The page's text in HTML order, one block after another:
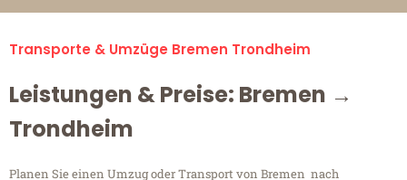
Transporte & Umzüge Bremen Trondheim
Leistungen & Preise: Bremen →
Trondheim
Planen Sie einen Umzug oder Transport von Bremen nach